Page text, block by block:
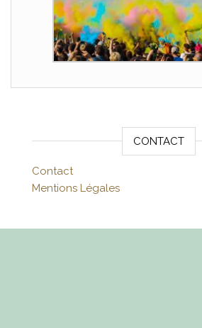
CONTACT
Contact
Mentions Légales